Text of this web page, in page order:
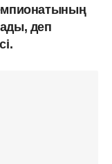
деп